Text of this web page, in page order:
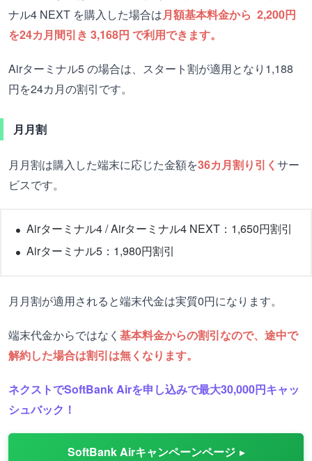
ナル4 NEXT を購入した場合は月額基本料金から 2,200円
を24カ月間引き 3,168円 で利用できます。
Airターミナル5 の場合は、スタート割が適用となり1,188
円を24カ月の割引です。
月月割
月月割は購入した端末に応じた金額を36カ月割り引く サー
ビスです。
Airターミナル4 / Airターミナル4 NEXT：1,650円割引
Airターミナル5：1,980円割引
月月割が適用されると端末代金は実質0円になります。
端末代金からではなく 基本料金からの割引なので、途中で
解約した場合は割引は無くなります。
ネクストでSoftBank Airを申し込みで最大30,000円キャッ
シュバック！
SoftBank Airキャンペーンページ